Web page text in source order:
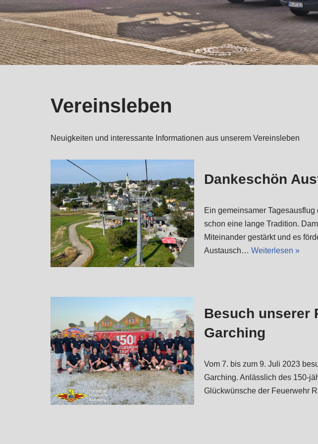
Vereinsleben
Neuigkeiten und interessante Informationen aus unserem Vereinsleben
Dankeschön
Ein gemeinsamer
schon eine lange Tradition.
Miteinander gestärkt und es
Austausch… Weiterlesen »
Besuch unserer
Garching
Vom 7. bis zum 9. Juli 2023
Garching. Anlässlich des 150-
Glückwünsche der Feuerwehr